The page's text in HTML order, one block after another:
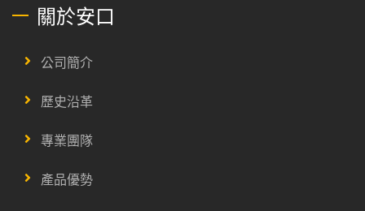
關於安口
公司簡介
歷史沿革
專業團隊
產品優勢